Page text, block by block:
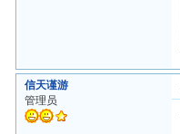
信天谨游
管理员